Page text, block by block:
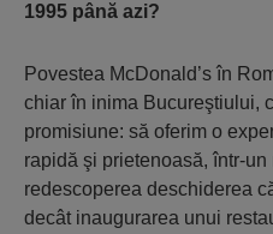
1995 până azi?
Povestea McDonald’s în
chiar în inima Bucureştiului,
promisiune: să oferim o
rapidă şi prietenoasă, într-
redescoperea deschiderea
decât inaugurarea unui